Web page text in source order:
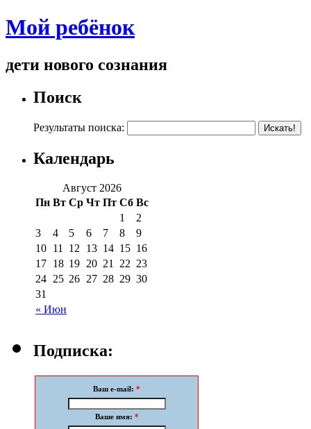
Мой ребёнок
дети нового сознания
Поиск
Результаты поиска:
Календарь
Август 2026
Пн Вт Ср Чт Пт Сб Вс
« Июн
1
2
3
4 5 6 7 8
9
10 11 12 13 14 15 16
17 18 19 20 21 22 23
24 25 26 27 28 29 30
31
Подписка:
Ваш e-mail: *
Ваше имя: *